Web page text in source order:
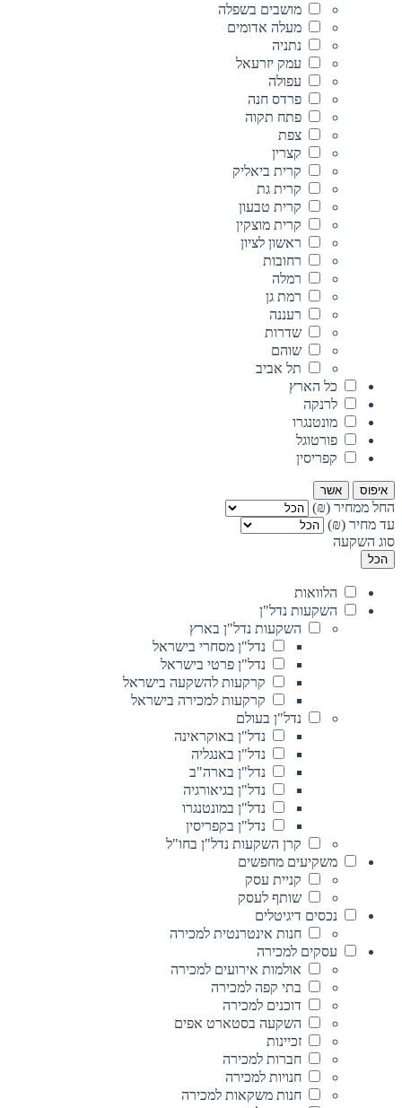
מושבים בשפלה
מעלה אדומים
נתניה
עמק יזרעאל
עפולה
פרדס חנה
פתח תקוה
צפת
קצרין
קרית ביאליק
קרית גת
קרית טבעון
קרית מוצקין
ראשון לציון
רחובות
רמלה
רמת גן
רעננה
שדרות
שוהם
תל אביב
כל הארץ
לרנקה
מונטנגרו
פורטוגל
קפריסין
איפוס אשר
החל ממחיר (₪)
עד מחיר (₪)
סוג השקעה
הכל
הלוואות
השקעות נדל"ן
השקעות נדל"ן בארץ
נדל"ן מסחרי בישראל
נדל"ן פרטי בישראל
קרקעות להשקעה בישראל
קרקעות למכירה בישראל
נדל"ן בעולם
נדל"ן באוקראינה
נדל"ן באנגליה
נדל"ן בארה"ב
נדל"ן בגיאורגיה
נדל"ן במונטנגרו
נדל"ן בקפריסין
קרן השקעות נדל"ן בחו"ל
משקיעים מחפשים
קניית עסק
שותף לעסק
נכסים דיגיטלים
חנות אינטרנטית למכירה
עסקים למכירה
אולמות אירועים למכירה
בתי קפה למכירה
דוכנים למכירה
השקעה בסטארט אפים
זכיינות
חברות למכירה
חנויות למכירה
חנות משקאות למכירה